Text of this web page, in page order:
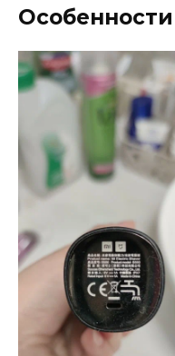
Особенности